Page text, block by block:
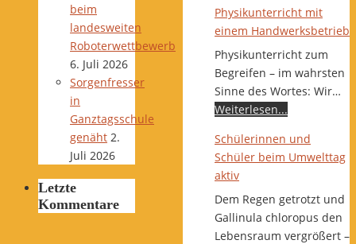
beim
landesweiten
Roboterwettbewerb
6. Juli 2026
Sorgenfresser
in
Ganztagsschule
genäht 2.
Juli 2026
Letzte
Kommentare
Physikunterricht mit
einem Handwerksbetrieb
Physikunterricht zum
Begreifen – im wahrsten
Sinne des Wortes: Wir…
Weiterlesen...
Schülerinnen und
Schüler beim Umwelttag
aktiv
Dem Regen getrotzt und
Gallinula chloropus den
Lebensraum vergrößert –